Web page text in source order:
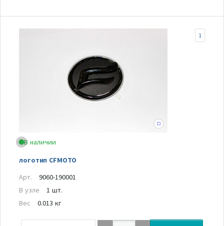
В наличии
логотип CFMOTO
1
Арт.
9060-190001
В узле
1 шт.
Вес
0.013 кг